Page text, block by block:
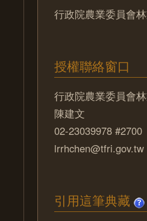
行政院農業委員會
授權聯絡窗口
行政院農業委員會
陳建文
02-23039978 #2700
lrrhchen@tfri.gov.tw
引用這筆典藏